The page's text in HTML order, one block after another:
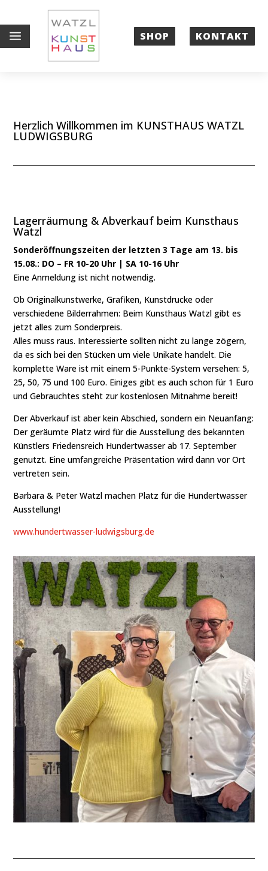
a SHOP KONTAKT
Herzlich Willkommen im KUNSTHAUS WATZL
LUDWIGSBURG
Lagerräumung & Abverkauf beim Kunsthaus
Watzl
Sonderöffnungszeiten der letzten 3 Tage am 13. bis
15.08.: DO – FR 10-20 Uhr | SA 10-16 Uhr
Eine Anmeldung ist nicht notwendig.
Ob Originalkunstwerke, Grafiken, Kunstdrucke oder
verschiedene Bilderrahmen: Beim Kunsthaus Watzl gibt es
jetzt alles zum Sonderpreis.
Alles muss raus. Interessierte sollten nicht zu lange zögern,
da es sich bei den Stücken um viele Unikate handelt. Die
komplette Ware ist mit einem 5-Punkte-System versehen: 5,
25, 50, 75 und 100 Euro. Einiges gibt es auch schon für 1 Euro
und Gebrauchtes steht zur kostenlosen Mitnahme bereit!
Der Abverkauf ist aber kein Abschied, sondern ein Neuanfang:
Der geräumte Platz wird für die Ausstellung des bekannten
Künstlers Friedensreich Hundertwasser ab 17. September
genutzt. Eine umfangreiche Präsentation wird dann vor Ort
vertreten sein.
Barbara & Peter Watzl machen Platz für die Hundertwasser
Ausstellung!
www.hundertwasser-ludwigsburg.de